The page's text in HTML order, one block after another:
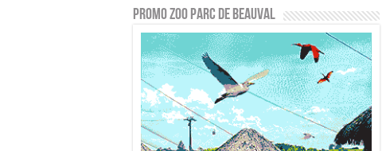
PROMO ZOO PARC DE BEAUVAL